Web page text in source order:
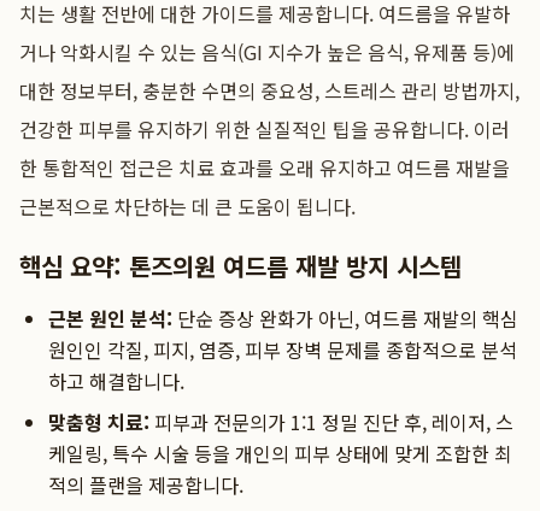
치는 생활 전반에 대한 가이드를 제공합니다. 여드름을 유발하
거나 악화시킬 수 있는 음식(GI 지수가 높은 음식, 유제품 등)에
대한 정보부터, 충분한 수면의 중요성, 스트레스 관리 방법까지,
건강한 피부를 유지하기 위한 실질적인 팁을 공유합니다. 이러
한 통합적인 접근은 치료 효과를 오래 유지하고 여드름 재발을
근본적으로 차단하는 데 큰 도움이 됩니다.
핵심 요약: 톤즈의원 여드름 재발 방지 시스템
근본 원인 분석: 단순 증상 완화가 아닌, 여드름 재발의 핵심
원인인 각질, 피지, 염증, 피부 장벽 문제를 종합적으로 분석
하고 해결합니다.
맞춤형 치료: 피부과 전문의가 1:1 정밀 진단 후, 레이저, 스
케일링, 특수 시술 등을 개인의 피부 상태에 맞게 조합한 최
적의 플랜을 제공합니다.